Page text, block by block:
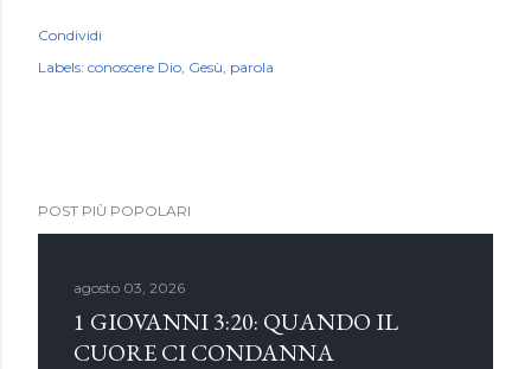
Condividi
Labels: conoscere Dio Gesù parola
POST PIÙ POPOLARI
agosto 03, 2026
1 GIOVANNI 3:20: QUANDO IL
CUORE CI CONDANNA